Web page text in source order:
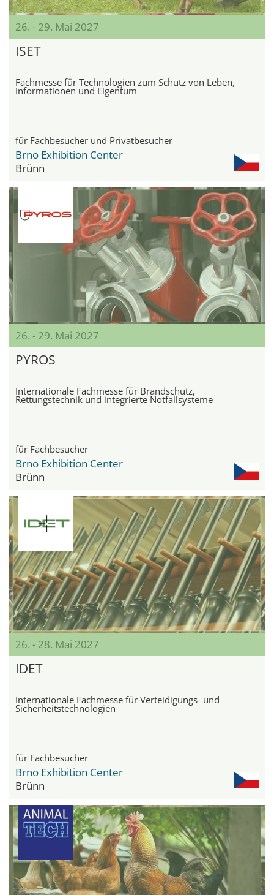
26. - 29. Mai 2027
ISET
Fachmesse für Technologien zum Schutz von Leben,
Informationen und Eigentum
für Fachbesucher und Privatbesucher
Brno Exhibition Center
Brünn
26. - 29. Mai 2027
PYROS
Internationale Fachmesse für Brandschutz,
Rettungstechnik und integrierte Notfallsysteme
für Fachbesucher
Brno Exhibition Center
Brünn
26. - 28. Mai 2027
IDET
Internationale Fachmesse für Verteidigungs- und
Sicherheitstechnologien
für Fachbesucher
Brno Exhibition Center
Brünn